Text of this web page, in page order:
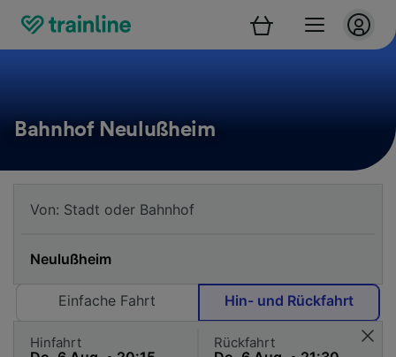
Bahnhof Neulußheim
Einfache Fahrt Hin- und Rückfahrt
Hinfahrt Rückfahrt